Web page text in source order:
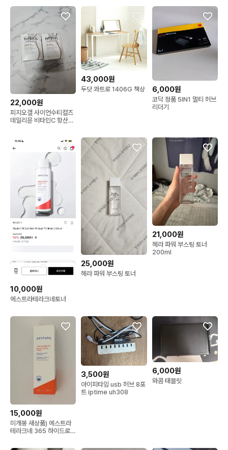
22,000원
피지오겔 사이언수티컬즈
데일리뮨 비타민C 항산화
43,000원
두닷 콰트로 1406G 책상 6,000원
코닥 정품 5IN1 멀티 허브
리더기
10,000원
에스트라테라크네토너
25,000원
헤라 파워 부스팅 토너
21,000원
헤라 파워 부스팅 토너
200ml
15,000원
미개봉 새상품) 에스트라
테라크네 365 하이드로
3,500원
아이피타임 usb 허브 8포
트 iptime uh308
6,000원
와콤 태블릿